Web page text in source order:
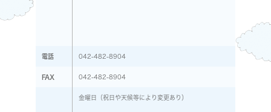
電話 042-482-8904
FAX 042-482-8904
金曜日（祝日や天候等により変更あり）